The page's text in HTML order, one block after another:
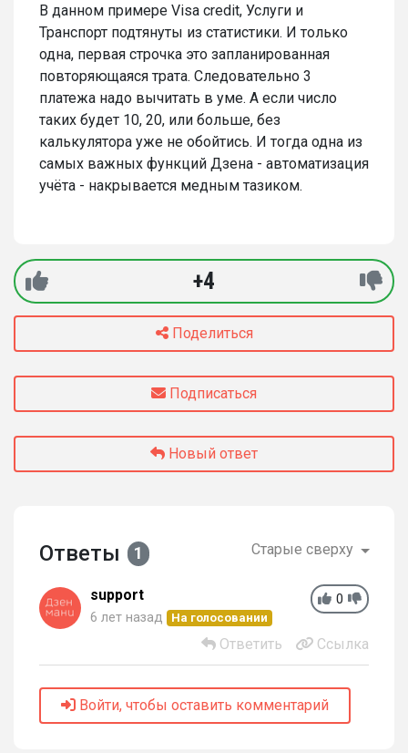
В данном примере Visa credit, Услуги и
Транспорт подтянуты из статистики. И только
одна, первая строчка это запланированная
повторяющаяся трата. Следовательно 3
платежа надо вычитать в уме. А если число
таких будет 10, 20, или больше, без
калькулятора уже не обойтись. И тогда одна из
самых важных функций Дзена - автоматизация
учёта - накрывается медным тазиком.
+4
Поделиться
Подписаться
Новый ответ
Ответы 1 Старые сверху
0
support
6 лет назад На голосовании
Ответить Ссылка
Войти, чтобы оставить комментарий